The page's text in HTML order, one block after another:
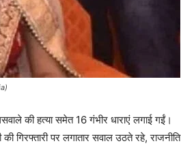
की हत्या समेत 16 गंभीर धाराएं लगाई गईं।
पर लगातार सवाल उठते रहे, राजनीति